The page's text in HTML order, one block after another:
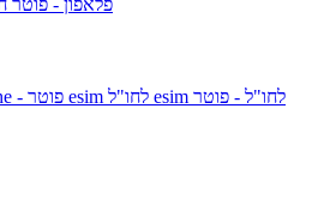
esim לחו"ל - פוטר